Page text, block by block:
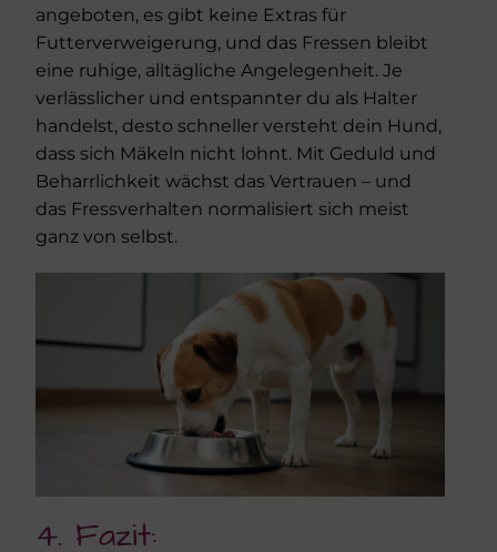
angeboten, es gibt keine Extras für
Futterverweigerung, und das Fressen bleibt
eine ruhige, alltägliche Angelegenheit. Je
verlässlicher und entspannter du als Halter
handelst, desto schneller versteht dein Hund,
dass sich Mäkeln nicht lohnt. Mit Geduld und
Beharrlichkeit wächst das Vertrauen – und
das Fressverhalten normalisiert sich meist
ganz von selbst.
4. Fazit: